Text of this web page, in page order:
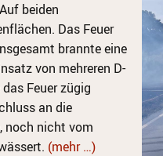
beiden
Das Feuer
brannte eine
von mehreren D-
Feuer zügig
an die
noch nicht vom
(mehr …)